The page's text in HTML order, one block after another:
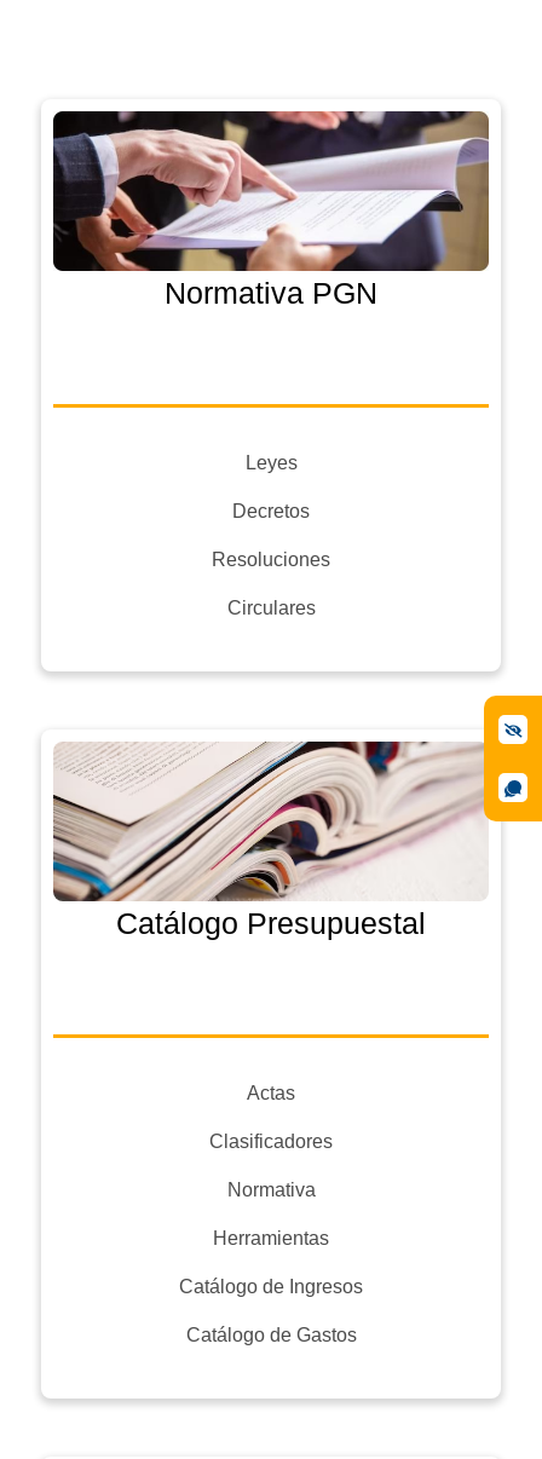
Normativa PGN
Leyes
Decretos
Resoluciones
Circulares
Catálogo Presupuestal
Actas
Clasificadores
Normativa
Herramientas
Catálogo de Ingresos
Catálogo de Gastos